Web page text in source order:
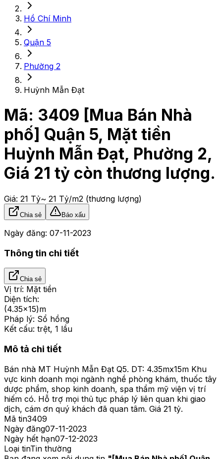
Hồ Chí Minh
Quận 5
Phường 2
Huỳnh Mẫn Đạt
Mã: 3409 [Mua Bán Nhà
phố] Quận 5, Mặt tiền
Huỳnh Mẫn Đạt, Phường 2,
Giá 21 tỷ còn thương lượng.
Giá: 21 Tỷ~ 21 Tỷ/m2 (thương lượng)
Chia sẻ Báo xấu
Ngày đăng: 07-11-2023
Thông tin chi tiết
Chia sẻ
Vị trí: Mặt tiền
Diện tích:
(4.35x15)m
Pháp lý: Sổ hồng
Kết cấu: trệt, 1 lầu
Mô tả chi tiết
Bán nhà MT Huỳnh Mẫn Đạt Q5. DT: 4.35mx15m Khu
vực kinh doanh mọi ngành nghề phòng khám, thuốc tây
dược phẩm, shop kinh doanh, spa thẩm mỹ viện vị trí
hiếm có. Hỗ trợ mọi thủ tục pháp lý liên quan khi giao
dịch, cám ơn quý khách đã quan tâm. Giá 21 tỷ.
Mã tin3409
Ngày đăng07-11-2023
Ngày hết hạn07-12-2023
Loại tinTin thường